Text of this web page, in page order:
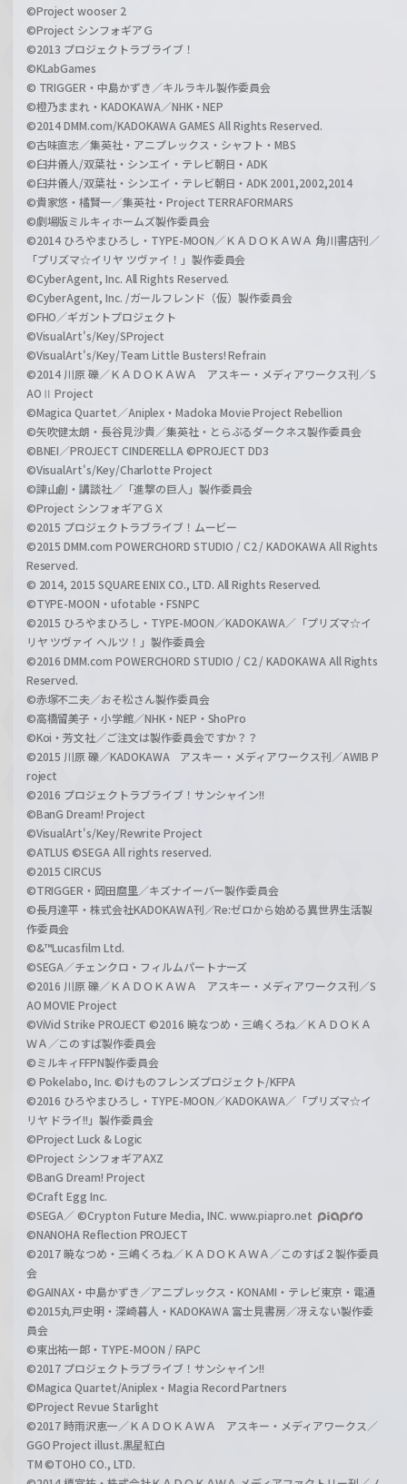
©Project wooser 2
©Project シンフォギアＧ
©2013 プロジェクトラブライブ！
©KLabGames
© TRIGGER・中島かずき／キルラキル製作委員会
©橙乃ままれ・KADOKAWA／NHK・NEP
©2014 DMM.com/KADOKAWA GAMES All Rights Reserved.
©古味直志／集英社・アニプレックス・シャフト・MBS
©臼井儀人/双葉社・シンエイ・テレビ朝日・ADK
©臼井儀人/双葉社・シンエイ・テレビ朝日・ADK 2001,2002,2014
©貴家悠・橘賢一／集英社・Project TERRAFORMARS
©劇場版ミルキィホームズ製作委員会
©2014 ひろやまひろし・TYPE-MOON／ＫＡＤＯＫＡＷＡ 角川書店刊／
「プリズマ☆イリヤ ツヴァイ！」製作委員会
©CyberAgent, Inc. All Rights Reserved.
©CyberAgent, Inc. /ガールフレンド（仮）製作委員会
©FHO／ギガントプロジェクト
©VisualArt's/Key/SProject
©VisualArt's/Key/Team Little Busters! Refrain
©2014 川原 礫／ＫＡＤＯＫＡＷＡ アスキー・メディアワークス刊／S
AOⅡ Project
©Magica Quartet／Aniplex・Madoka Movie Project Rebellion
©矢吹健太朗・長谷見沙貴／集英社・とらぶるダークネス製作委員会
©BNEI／PROJECT CINDERELLA ©PROJECT DD3
©VisualArt's/Key/Charlotte Project
©諫山創・講談社／「進撃の巨人」製作委員会
©Project シンフォギアＧＸ
©2015 プロジェクトラブライブ！ムービー
©2015 DMM.com POWERCHORD STUDIO / C2 / KADOKAWA All Rights
Reserved.
© 2014, 2015 SQUARE ENIX CO., LTD. All Rights Reserved.
©TYPE-MOON・ufotable・FSNPC
©2015 ひろやまひろし・TYPE-MOON／KADOKAWA／「プリズマ☆イ
リヤ ツヴァイ ヘルツ！」製作委員会
©2016 DMM.com POWERCHORD STUDIO / C2 / KADOKAWA All Rights
Reserved.
©赤塚不二夫／おそ松さん製作委員会
©高橋留美子・小学館／NHK・NEP・ShoPro
©Koi・芳文社／ご注文は製作委員会ですか？？
©2015 川原 礫／KADOKAWA アスキー・メディアワークス刊／AWIB P
roject
©2016 プロジェクトラブライブ！サンシャイン!!
©BanG Dream! Project
©VisualArt's/Key/Rewrite Project
©ATLUS ©SEGA All rights reserved.
©2015 CIRCUS
©TRIGGER・岡田麿里／キズナイーバー製作委員会
©長月達平・株式会社KADOKAWA刊／Re:ゼロから始める異世界生活製
作委員会
©&™Lucasfilm Ltd.
©SEGA／チェンクロ・フィルムパートナーズ
©2016 川原 礫／ＫＡＤＯＫＡＷＡ アスキー・メディアワークス刊／S
AO MOVIE Project
©ViVid Strike PROJECT ©2016 暁なつめ・三嶋くろね／ＫＡＤＯＫＡ
ＷＡ／このすば製作委員会
©ミルキィFFPN製作委員会
© Pokelabo, Inc. ©けものフレンズプロジェクト/KFPA
©2016 ひろやまひろし・TYPE-MOON／KADOKAWA／「プリズマ☆イ
リヤ ドライ!!」製作委員会
©Project Luck & Logic
©Project シンフォギアAXZ
©BanG Dream! Project
©Craft Egg Inc.
©SEGA／ ©Crypton Future Media, INC. www.piapro.net
©NANOHA Reflection PROJECT
©2017 暁なつめ・三嶋くろね／ＫＡＤＯＫＡＷＡ／このすば２製作委員
会
©GAINAX・中島かずき／アニプレックス・KONAMI・テレビ東京・電通
©2015丸戸史明・深崎暮人・KADOKAWA 富士見書房／冴えない製作委
員会
©東出祐一郎・TYPE-MOON / FAPC
©2017 プロジェクトラブライブ！サンシャイン!!
©Magica Quartet/Aniplex・Magia Record Partners
©Project Revue Starlight
©2017 時雨沢恵一／ＫＡＤＯＫＡＷＡ アスキー・メディアワークス／
GGO Project illust.黒星紅白
TM ©TOHO CO., LTD.